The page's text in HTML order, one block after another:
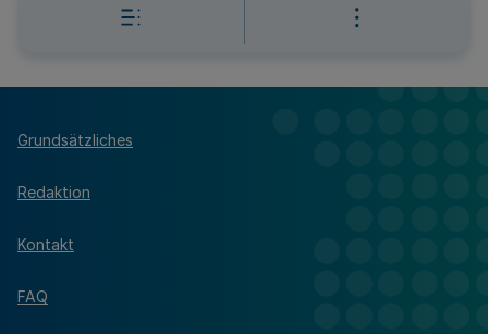
Grundsätzliches
Redaktion
Kontakt
FAQ